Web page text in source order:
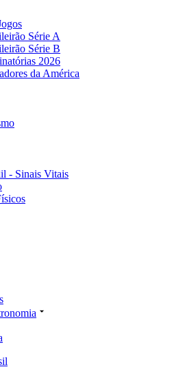
Série A
Série B
2026
da América
- Sinais Vitais